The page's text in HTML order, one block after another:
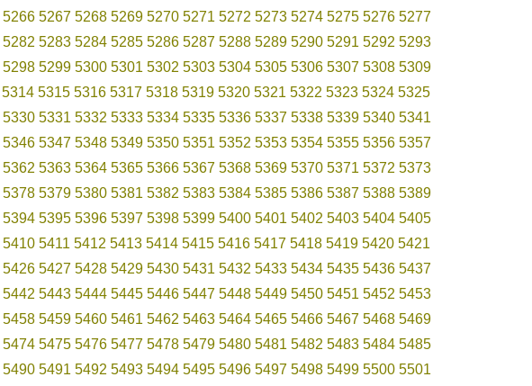
5266 5267 5268 5269 5270 5271 5272 5273 5274 5275 5276 5277
5282 5283 5284 5285 5286 5287 5288 5289 5290 5291 5292 5293
5298 5299 5300 5301 5302 5303 5304 5305 5306 5307 5308 5309
5314 5315 5316 5317 5318 5319 5320 5321 5322 5323 5324 5325
5330 5331 5332 5333 5334 5335 5336 5337 5338 5339 5340 5341
5346 5347 5348 5349 5350 5351 5352 5353 5354 5355 5356 5357
5362 5363 5364 5365 5366 5367 5368 5369 5370 5371 5372 5373
5378 5379 5380 5381 5382 5383 5384 5385 5386 5387 5388 5389
5394 5395 5396 5397 5398 5399 5400 5401 5402 5403 5404 5405
5410 5411 5412 5413 5414 5415 5416 5417 5418 5419 5420 5421
5426 5427 5428 5429 5430 5431 5432 5433 5434 5435 5436 5437
5442 5443 5444 5445 5446 5447 5448 5449 5450 5451 5452 5453
5458 5459 5460 5461 5462 5463 5464 5465 5466 5467 5468 5469
5474 5475 5476 5477 5478 5479 5480 5481 5482 5483 5484 5485
5490 5491 5492 5493 5494 5495 5496 5497 5498 5499 5500 5501